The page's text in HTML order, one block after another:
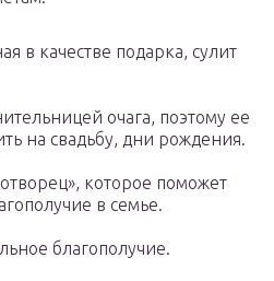
в качестве подарка, сулит
очага, поэтому ее
на свадьбу, дни рождения.
которое поможет
в семье.
благополучие.